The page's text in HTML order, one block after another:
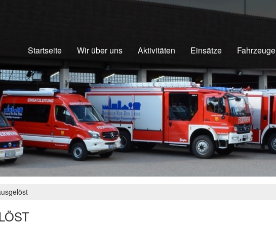
Startseite Wir über uns Aktivitäten Einsätze Fahrzeuge